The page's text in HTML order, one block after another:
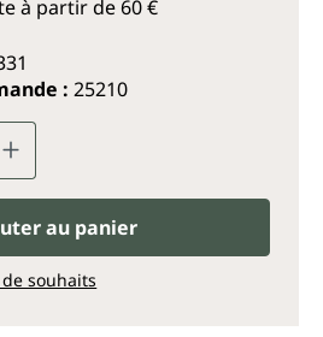
à partir de 60 €
: 25210
de produit : Entrez la
au panier
souhaits